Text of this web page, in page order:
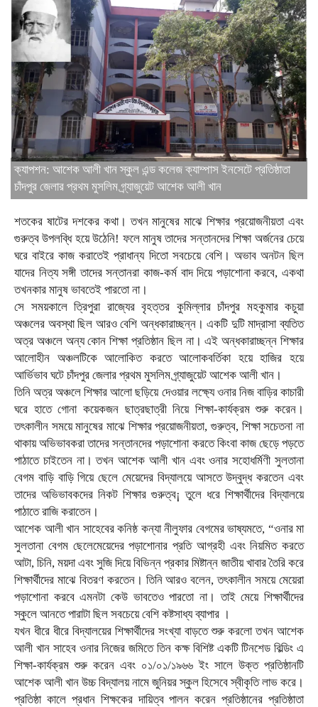
ক্যাপশন: আশেক আলী খান স্কুল এন্ড কলেজ ক্যাম্পাস ইনসেটে প্রতিষ্ঠাতা
চাঁদপুর জেলার প্রথম মুসলিম গ্র্যাজুয়েট আশেক আলী খান
শতকের ষাটের দশকের কথা। তখন মানুষের মাঝে শিক্ষার প্রয়োজনীয়তা এবং
গুরুত্ব উপলব্ধি হয়ে উঠেনি! ফলে মানুষ তাদের সন্তানদের শিক্ষা অর্জনের চেয়ে
ঘরে বাইরে কাজ করাতেই প্রাধান্য দিতো সবচেয়ে বেশি। অভাব অনটন ছিল
যাদের নিত্য সঙ্গী তাদের সন্তানরা কাজ-কর্ম বাদ দিয়ে পড়াশোনা করবে, একথা
তখনকার মানুষ ভাবতেই পারতো না।
সে সময়কালে ত্রিপুরা রাজ্যের বৃহত্তর কুমিল্লার চাঁদপুর মহকুমার কচুয়া
অঞ্চলের অবস্থা ছিল আরও বেশি অন্ধকারাচ্ছন্ন। একটি দুটি মাদ্রাসা ব্যতিত
অত্র অঞ্চলে অন্য কোন শিক্ষা প্রতিষ্ঠান ছিল না। এই অন্ধকারাচ্ছন্ন শিক্ষার
আলোহীন অঞ্চলটিকে আলোকিত করতে আলোকবর্তিকা হয়ে হাজির হয়ে
আর্ভিভাব ঘটে চাঁদপুর জেলার প্রথম মুসলিম গ্র্যাজুয়েট আশেক আলী খান।
তিনি অত্র অঞ্চলে শিক্ষার আলো ছড়িয়ে দেওয়ার লক্ষ্যে ওনার নিজ বাড়ির কাচারী
ঘরে হাতে গোনা কয়েকজন ছাত্রছাত্রী নিয়ে শিক্ষা-কার্যক্রম শুরু করেন।
তৎকালীন সময়ে মানুষের মাঝে শিক্ষার প্রয়োজনীয়তা, গুরুত্ব, শিক্ষা সচেতনা না
থাকায় অভিভাবকরা তাদের সন্তানদের পড়াশোনা করতে কিংবা কাজ ছেড়ে পড়তে
পাঠাতে চাইতেন না। তখন আশেক আলী খান এবং ওনার সহোধর্মিণী সুলতানা
বেগম বাড়ি বাড়ি গিয়ে ছেলে মেয়েদের বিদ্যালয়ে আসতে উদ্বুদ্ধ করতেন এবং
তাদের অভিভাবকদের নিকট শিক্ষার গুরুত্ব¡ তুলে ধরে শিক্ষার্থীদের বিদ্যালয়ে
পাঠাতে রাজি করাতেন।
আশেক আলী খান সাহেবের কনিষ্ঠ কন্যা নীলুফার বেগমের ভাষ্যমতে, “ওনার মা
সুলতানা বেগম ছেলেমেয়েদের পড়াশোনার প্রতি আগ্রহী এবং নিয়মিত করতে
আটা, চিনি, ময়দা এবং সুজি দিয়ে বিভিন্ন প্রকার মিষ্টান্ন জাতীয় খাবার তৈরি করে
শিক্ষার্থীদের মাঝে বিতরণ করতেন। তিনি আরও বলেন, তৎকালীন সময়ে মেয়েরা
পড়াশোনা করবে এমনটা কেউ ভাবতেও পারতো না। তাই মেয়ে শিক্ষার্থীদের
স্কুলে আনতে পারাটা ছিল সবচেয়ে বেশি কষ্টসাধ্য ব্যাপার ।
যখন ধীরে ধীরে বিদ্যালয়ের শিক্ষার্থীদের সংখ্যা বাড়তে শুরু করলো তখন আশেক
আলী খান সাহেব ওনার নিজের জমিতে তিন কক্ষ বিশিষ্ট একটি টিনশেড বিল্ডিং এ
শিক্ষা-কার্যক্রম শুরু করেন এবং ০১/০১/১৯৬৬ ইং সালে উক্ত প্রতিষ্ঠানটি
আশেক আলী খান উচ্চ বিদ্যালয় নামে জুনিয়র স্কুল হিসেবে স্বীকৃতি লাভ করে।
প্রতিষ্ঠা কালে প্রধান শিক্ষকের দায়িত্ব পালন করেন প্রতিষ্ঠানের প্রতিষ্ঠাতা